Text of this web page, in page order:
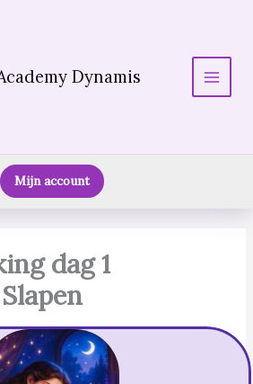
Dynamis
Main
Mijn account
dag 1